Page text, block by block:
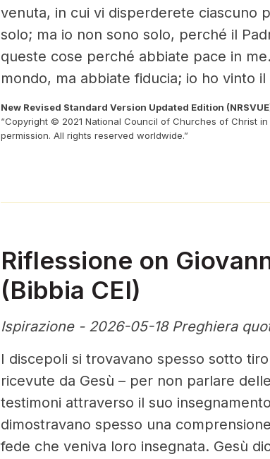
venuta, in cui vi disperderete ciascuno
solo; ma io non sono solo, perché il
queste cose perché abbiate pace in
mondo, ma abbiate fiducia; io ho vinto il
New Revised Standard Version Updated Edition
“Copyright © 2021 National Council of Churches of Christ
permission. All rights reserved worldwide.”
Riflessione on
(Bibbia CEI)
Ispirazione - 2026-05-18 Preghiera
I discepoli si trovavano spesso sotto
ricevute da Gesù – per non parlare
testimoni attraverso il suo
dimostravano spesso una
fede che veniva loro insegnata. Gesù